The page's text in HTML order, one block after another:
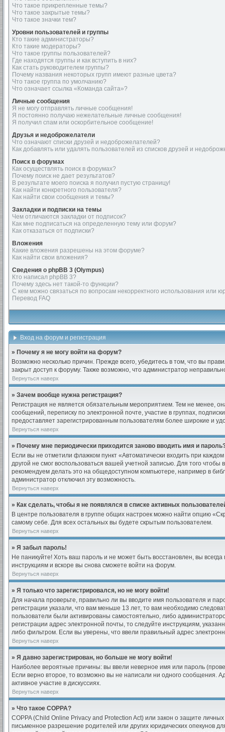
Что такое прикрепленные темы?
Что такое закрытые темы?
Что такое значки тем?
Уровни пользователей и группы
Кто такие администраторы?
Кто такие модераторы?
Что такое группы пользователей?
Где находятся группы и как вступить в них?
Как стать руководителем группы?
Почему названия некоторых групп имеют разные цвета?
Что такое группа по умолчанию?
Что означает ссылка «Команда сайта»?
Личные сообщения
Я не могу отправлять личные сообщения!
Я постоянно получаю нежелательные личные сообщения!
Я получил спам или оскорбительное сообщение!
Друзья и недоброжелатели
Что означают списки друзей и недоброжелателей?
Как добавлять или удалять пользователей из списков друзей и
Поиск в форумах
Как осуществлять поиск в форумах?
Почему поиск не дает результатов?
В результате моего поиска я получил пустую страницу!
Как найти конкретного пользователя?
Как найти свои сообщения и темы?
Закладки и подписки на темы
Чем отличаются закладки от подписок?
Как мне подписаться на определенную тему или форум?
Как отказаться от подписки?
Вложения
Какие вложения разрешены на этом форуме?
Как найти свои вложения?
Сведения о phpBB 3 (Olympus)
Кто написал phpBB 3?
Почему здесь нет такой-то функции?
С кем можно связаться по вопросам некорректного использования или
Перевод FAQ
Вход на форум и регистрация
» Почему я не могу войти на форум?
Возможно несколько причин. Прежде всего, убедитесь в том, что вы
закрыт доступ к форуму. Также возможно, что администратор
Вернуться наверх
» Зачем вообще нужна регистрация?
Регистрация не является обязательным мероприятием. Тем не менее,
сообщений, переписку по электронной почте, участие в группах,
предоставляет зарегистрированным пользователям более широкие и
Вернуться наверх
» Почему мне периодически приходится заново вводить имя и
Если вы не отметили флажком пункт «Автоматически входить при
другой не смог воспользоваться вашей учетной записью. Для того
рекомендуем делать это на общедоступном компьютере, например в
администратор отключил эту возможность.
Вернуться наверх
» Как сделать, чтобы я не появлялся в списке активных
В центре пользователя в группе общих настроек можно найти опцию
самому себе. Для всех остальных вы будете скрытым пользователем.
Вернуться наверх
» Я забыл пароль!
Не паникуйте! Хоть ваш пароль и не может быть восстановлен, вы
инструкциям и вскоре вы снова сможете войти на форум.
Вернуться наверх
» Я только что зарегистрировался, но не могу войти!
Для начала проверьте, правильно ли вы вводите имя пользователя и
регистрации указали, что вам меньше 13 лет, то вам необходимо
пользователи были активированы самостоятельно, либо
регистрации адрес электронной почты, то следуйте инструкциям,
либо фильтром. Если вы уверены, что ввели правильный адрес
Вернуться наверх
» Я давно зарегистрирован, но больше не могу войти!
Наиболее вероятные причины: вы ввели неверное имя или пароль
Если верно второе, то возможно вы не написали ни одного сообщения.
активное участие в дискуссиях.
Вернуться наверх
» Что такое COPPA?
COPPA (Child Online Privacy and Protection Act) или закон о защите
письменное разрешение родителей или других юридических опекунов